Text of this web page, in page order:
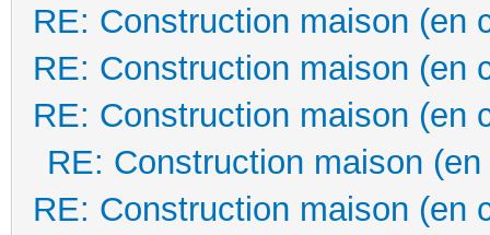
RE: Construction maison (en
RE: Construction maison (en
RE: Construction maison (en
RE: Construction maison
RE: Construction maison (en